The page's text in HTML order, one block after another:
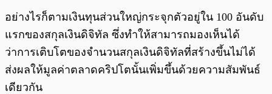
อย่างไรก็ตามเงินทุนส่วนใหญ่กระจุกตัวอยู่ใน 100 อันดับ
แรกของสกุลเงินดิจิทัล ซึ่งทำให้สามารถมองเห็นได้
ว่าการเติบโตของจำนวนสกุลเงินดิจิทัลที่สร้างขึ้นไม่ได้
ส่งผลให้มูลค่าตลาดคริปโตนั้นเพิ่มขึ้นด้วยความสัมพันธ์
เดียวกัน